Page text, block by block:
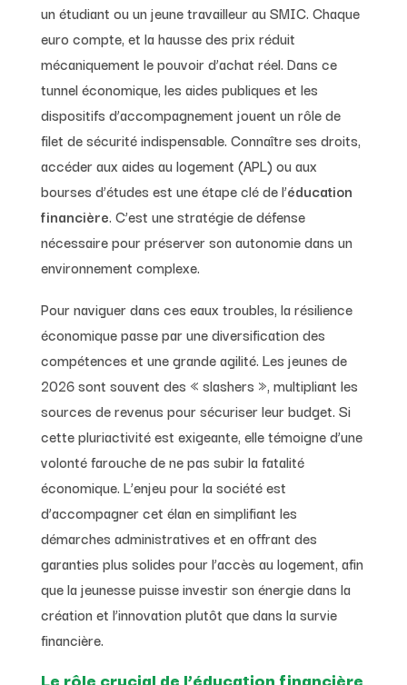
un étudiant ou un jeune travailleur au SMIC. Chaque
euro compte, et la hausse des prix réduit
mécaniquement le pouvoir d’achat réel. Dans ce
tunnel économique, les aides publiques et les
dispositifs d’accompagnement jouent un rôle de
filet de sécurité indispensable. Connaître ses droits,
accéder aux aides au logement (APL) ou aux
bourses d’études est une étape clé de l’éducation
financière. C’est une stratégie de défense
nécessaire pour préserver son autonomie dans un
environnement complexe.
Pour naviguer dans ces eaux troubles, la résilience
économique passe par une diversification des
compétences et une grande agilité. Les jeunes de
2026 sont souvent des « slashers », multipliant les
sources de revenus pour sécuriser leur budget. Si
cette pluriactivité est exigeante, elle témoigne d’une
volonté farouche de ne pas subir la fatalité
économique. L’enjeu pour la société est
d’accompagner cet élan en simplifiant les
démarches administratives et en offrant des
garanties plus solides pour l’accès au logement, afin
que la jeunesse puisse investir son énergie dans la
création et l’innovation plutôt que dans la survie
financière.
Le rôle crucial de l’éducation financière